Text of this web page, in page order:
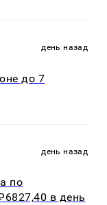
день назад
до 7
день назад
по
в день